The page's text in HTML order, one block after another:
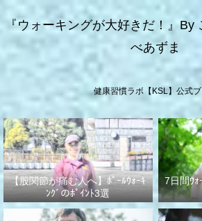
『ウォーキングが大好きだ！』By
べあずま
健康習慣ラボ【KSL】公式
【股関節が痛む人へ】ﾎﾟｰﾙｳｫｰｷ
ﾝｸﾞのﾎﾟｲﾝﾄ3選
7日間ｳｫ